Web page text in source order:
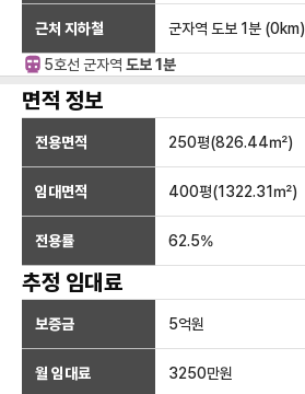
근처 지하철 군자역 도보 1분 (0km)
5호선 군자역 도보 1분
면적 정보
전용면적 250평(826.44㎡)
임대면적 400평(1322.31㎡)
전용률 62.5%
추정 임대료
보증금 5억원
월 임대료 3250만원